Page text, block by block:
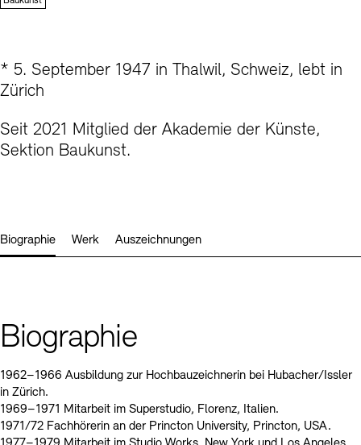
Nachhaltigkeit
Kontakte
* 5. September 1947 in Thalwil, Schweiz, lebt in
Zürich
Seit 2021 Mitglied der Akademie der Künste,
Sektion Baukunst.
Biographie Werk Auszeichnungen
Biographie
1962–1966 Ausbildung zur Hochbauzeichnerin bei Hubacher/Issler
in Zürich.
1969–1971 Mitarbeit im Superstudio, Florenz, Italien.
1971/72 Fachhörerin an der Princton University, Princton, USA.